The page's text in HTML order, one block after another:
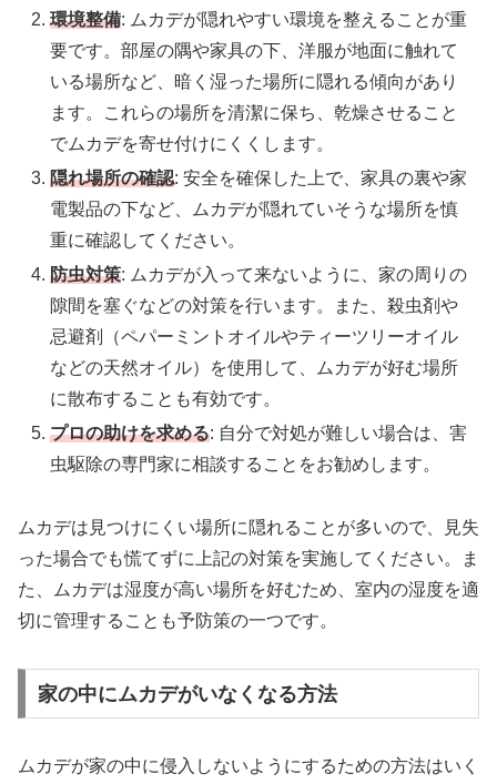
環境整備: ムカデが隠れやすい環境を整えることが重
要です。部屋の隅や家具の下、洋服が地面に触れて
いる場所など、暗く湿った場所に隠れる傾向があり
ます。これらの場所を清潔に保ち、乾燥させること
でムカデを寄せ付けにくくします。
隠れ場所の確認: 安全を確保した上で、家具の裏や家
電製品の下など、ムカデが隠れていそうな場所を慎
重に確認してください。
防虫対策: ムカデが入って来ないように、家の周りの
隙間を塞ぐなどの対策を行います。また、殺虫剤や
忌避剤（ペパーミントオイルやティーツリーオイル
などの天然オイル）を使用して、ムカデが好む場所
に散布することも有効です。
プロの助けを求める: 自分で対処が難しい場合は、害
虫駆除の専門家に相談することをお勧めします。
ムカデは見つけにくい場所に隠れることが多いので、見失
った場合でも慌てずに上記の対策を実施してください。ま
た、ムカデは湿度が高い場所を好むため、室内の湿度を適
切に管理することも予防策の一つです。
家の中にムカデがいなくなる方法
ムカデが家の中に侵入しないようにするための方法はいく